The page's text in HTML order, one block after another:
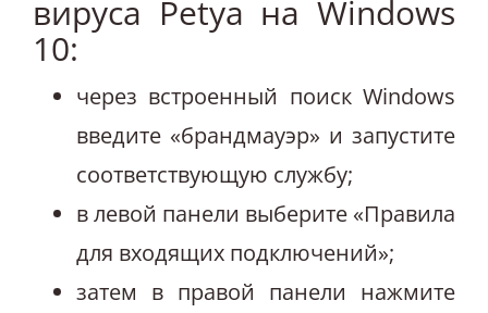
вируса Petya на Windows
10:
через встроенный поиск Windows
введите «брандмауэр» и запустите
соответствующую службу;
в левой панели выберите «Правила
для входящих подключений»;
затем в правой панели нажмите